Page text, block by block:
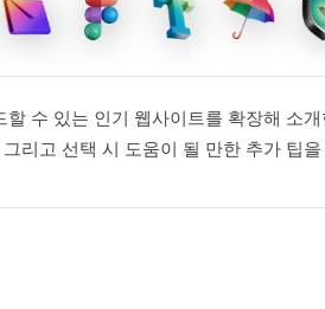
할 수 있는 인기 웹사이트를 확장해 소
리고 선택 시 도움이 될 만한 추가 팁